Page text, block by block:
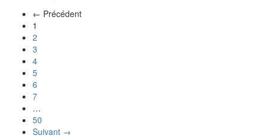
← Précédent
1
2
3
4
5
6
7
…
50
Suivant →